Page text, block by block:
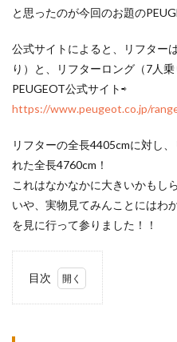
と思ったのが今回のお題の
公式サイトによると、リフター
り）と、リフターロング（7人
PEUGEOT公式サイト⇨
https://www.peugeot.co.jp/
リフターの全長4405cmに対し
れた全長4760cm！
これはなかなかに大きいかもし
いや、実物見てみんことにはわ
を見に行って参りました！！
目次